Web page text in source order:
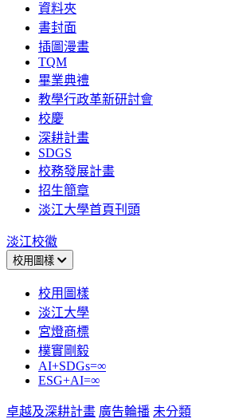
資料夾
書封面
插圖漫畫
TQM
畢業典禮
教學行政革新研討會
校慶
深耕計畫
SDGS
校務發展計畫
招生簡章
淡江大學首頁刊頭
淡江校徽
校用圖樣
校用圖樣
淡江大學
宮燈商標
樸實剛毅
AI+SDGs=∞
ESG+AI=∞
卓越及深耕計畫 廣告輪播 未分類